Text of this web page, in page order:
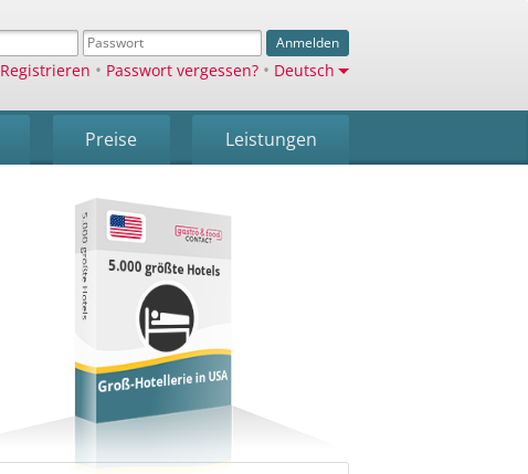
Anmelden
Registrieren • Passwort vergessen? • Deutsch
Preise Leistungen
5.000 größte Hotels 5.000 größte Hotels
Groß-Hotellerie in USA